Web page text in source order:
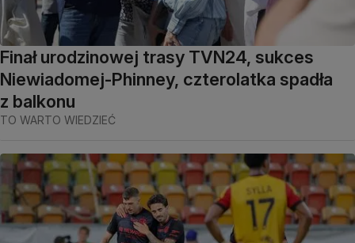
Finał urodzinowej trasy TVN24, sukces
Niewiadomej-Phinney, czterolatka spadła
z balkonu
TO WARTO WIEDZIEĆ